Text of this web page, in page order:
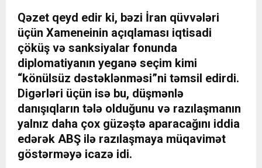
Qəzet qeyd edir ki, bəzi İran qüvvələri
üçün Xameneinin açıqlaması iqtisadi
çöküş və sanksiyalar fonunda
diplomatiyanın yeganə seçim kimi
“könülsüz dəstəklənməsi”ni təmsil edirdi.
Digərləri üçün isə bu, düşmənlə
danışıqların tələ olduğunu və razılaşmanın
yalnız daha çox güzəştə aparacağını iddia
edərək ABŞ ilə razılaşmaya müqavimət
göstərməyə icazə idi.